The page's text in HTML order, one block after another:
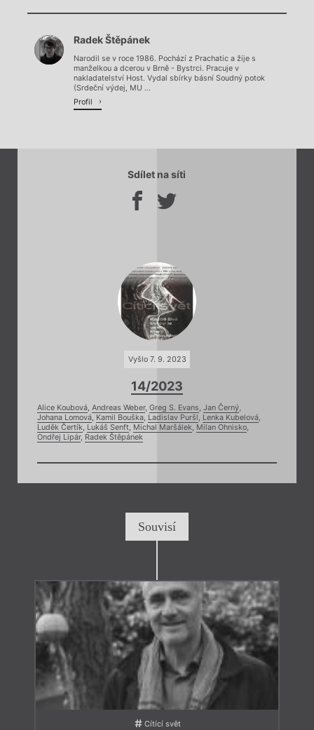
Chviličku.
Načítá se.
Radek Štěpánek
Narodil se v roce 1986. Pochází z Prachatic a žije s
manželkou a dcerou v Brně - Bystrci. Pracuje v
nakladatelství Host. Vydal sbírky básní Soudný potok
(Srdeční výdej, MU ...
Profil
Sdílet na síti
Vyšlo 7. 9. 2023
14/2023
Alice Koubová, Andreas Weber, Greg S. Evans, Jan Černý,
Johana Lomová, Kamil Bouška, Ladislav Puršl , Lenka Kubelová,
Luděk Čertík, Lukáš Senft, Michal Maršálek, Milan Ohnisko,
Ondřej Lipár, Radek Štěpánek
Souvisí
Cítící svět